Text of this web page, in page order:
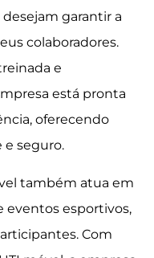
garantir a
colaboradores.
e
está pronta
oferecendo
seguro.
também atua em
eventos esportivos,
Com